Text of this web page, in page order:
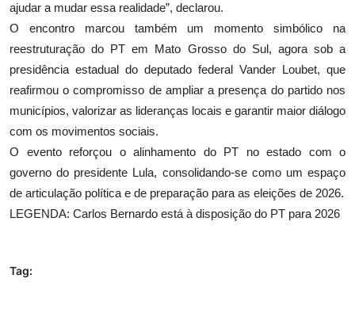
ajudar a mudar essa realidade”, declarou.
O encontro marcou também um momento simbólico na
reestruturação do PT em Mato Grosso do Sul, agora sob a
presidência estadual do deputado federal Vander Loubet, que
reafirmou o compromisso de ampliar a presença do partido nos
municípios, valorizar as lideranças locais e garantir maior diálogo
com os movimentos sociais.
O evento reforçou o alinhamento do PT no estado com o
governo do presidente Lula, consolidando-se como um espaço
de articulação política e de preparação para as eleições de 2026.
LEGENDA: Carlos Bernardo está à disposição do PT para 2026
Tag: